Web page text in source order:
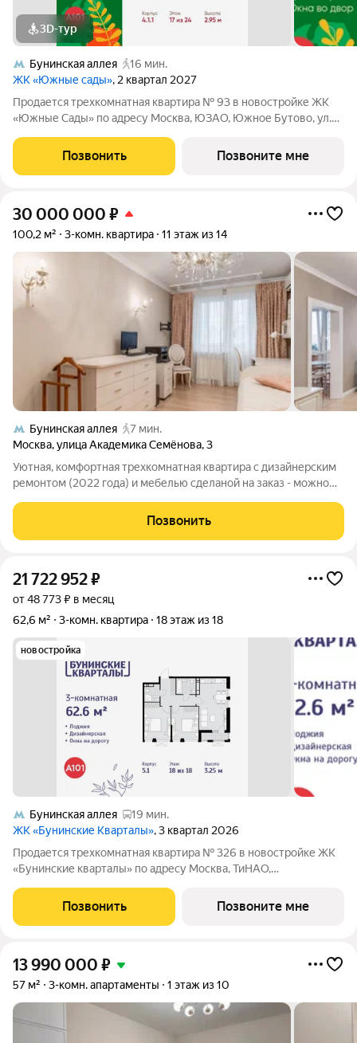
3D-тур
Бунинская аллея
16 мин.
ЖК «Южные сады», 2 квартал 2027
Продается трехкомнатная квартира № 93 в новостройке ЖК
«Южные Сады» по адресу Москва, ЮЗАО, Южное Бутово, ул.
этаж 17 из 24, секция 1. Тип проекта, по которому построен дом
монолит,
Позвонить Позвоните мне
30 000 000 ₽
100,2 м² 3-комн. квартира 11 этаж из 14
Бунинская аллея
7 мин.
Москва,улица Академика Семёнова,3
Уютная, комфортная трехкомнатная квартира с дизайнерским
ремонтом (2022 года) и мебелью сделаной на заказ - можно
укомлектована встроенной техникой "Zanussi". Четыре
лоджии. Два санузла. Панорамный вид
Позвонить
21 722 952₽
от 48 773 ₽ в месяц
62,6 м²
3-комн. квартира 18 этаж из 18
новостройка
Бунинская аллея
19 мин.
ЖК «Бунинские Кварталы», 3 квартал 2026
Продается трехкомнатная квартира № 326 в новостройке ЖК
«Бунинские кварталы» по адресу Москва, ТиНАО,
Бунинские Кварталы, 5.1, район Коммунарка, Новомосковский
административный округ, Москва. Общая
Позвонить Позвоните мне
13 990 000 ₽
57 м² 3-комн. апартаменты 1 этаж из 10